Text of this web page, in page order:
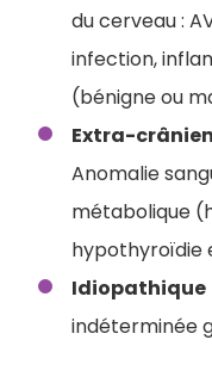
du cerveau :
infection,
(bénigne ou
Extra-
Anomalie
métabolique
hypothyroïdie
Idiopathique
indéterminée